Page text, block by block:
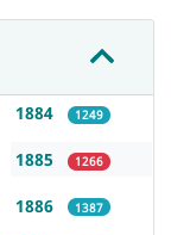
1884 1249
1885 1266
1886 1387